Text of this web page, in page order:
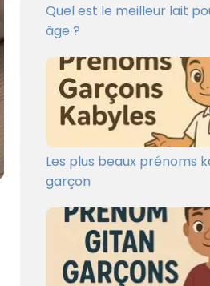
Quel est le meilleur lait
âge ?
Les plus beaux prénoms
garçon